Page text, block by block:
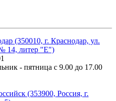
(350010, г. Краснодар, ул.
14, литер "Е")
- пятница с 9.00 до 17.00
(353900, Россия, г.